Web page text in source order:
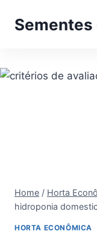
paraSementes
Home / Horta
hidroponia
HORTA ECONÔMICA